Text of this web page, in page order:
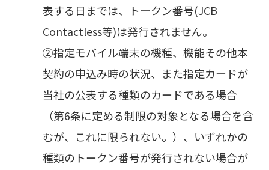
表する日までは、トークン番号(JCB
Contactless等)は発行されません。
②指定モバイル端末の機種、機能その他本
契約の申込み時の状況、また指定カードが
当社の公表する種類のカードである場合
（第6条に定める制限の対象となる場合を含
むが、これに限られない。）、いずれかの
種類のトークン番号が発行されない場合が